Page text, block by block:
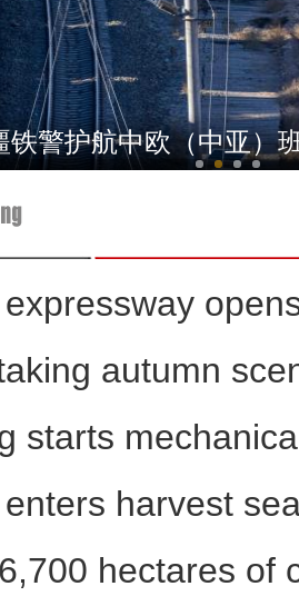
沙雅县举办第二届浙阿
红旗坡机场2023年旅
铁警护航中欧（中亚）
autumn
starts
harvest
hectares of